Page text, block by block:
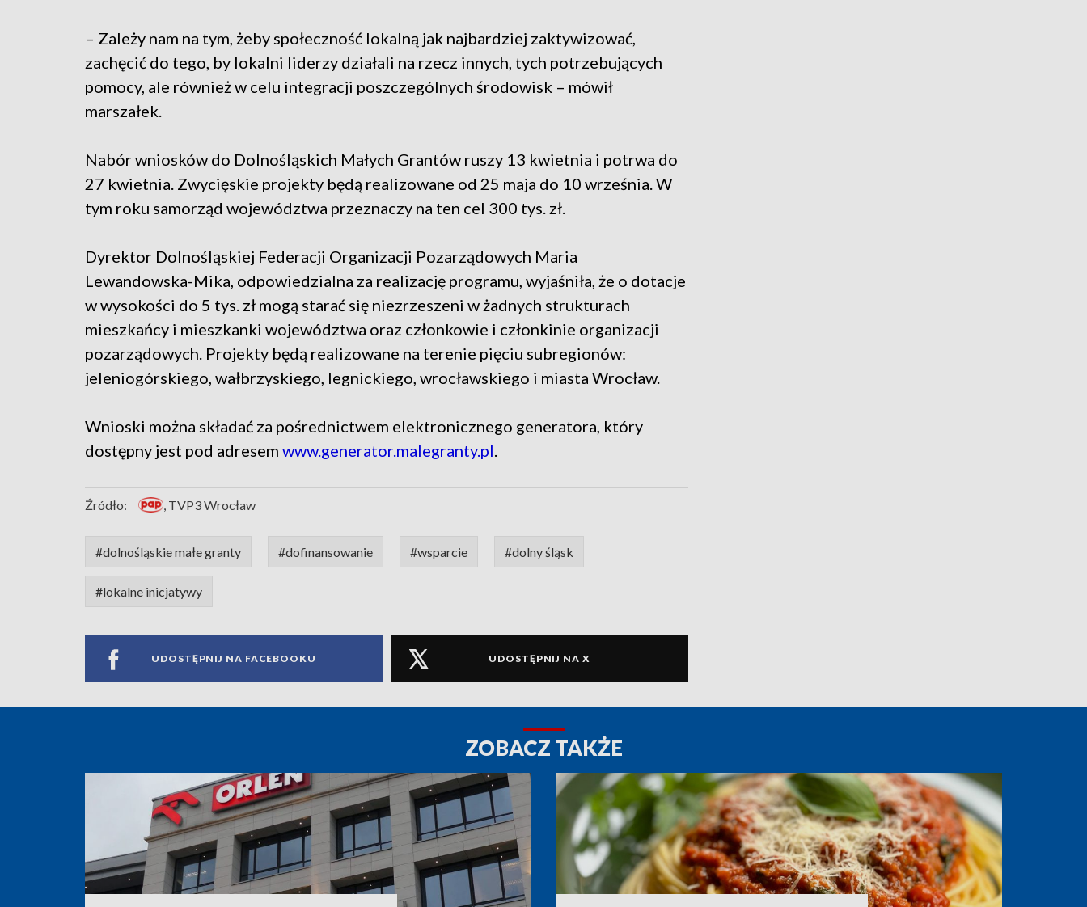
– Zależy nam na tym, żeby społeczność lokalną jak najbardziej zaktywizować,
zachęcić do tego, by lokalni liderzy działali na rzecz innych, tych potrzebujących
pomocy, ale również w celu integracji poszczególnych środowisk – mówił
marszałek.
Nabór wniosków do Dolnośląskich Małych Grantów ruszy 13 kwietnia i potrwa do
27 kwietnia. Zwycięskie projekty będą realizowane od 25 maja do 10 września. W
tym roku samorząd województwa przeznaczy na ten cel 300 tys. zł.
Dyrektor Dolnośląskiej Federacji Organizacji Pozarządowych Maria
Lewandowska-Mika, odpowiedzialna za realizację programu, wyjaśniła, że o dotacje
w wysokości do 5 tys. zł mogą starać się niezrzeszeni w żadnych strukturach
mieszkańcy i mieszkanki województwa oraz członkowie i członkinie organizacji
pozarządowych. Projekty będą realizowane na terenie pięciu subregionów:
jeleniogórskiego, wałbrzyskiego, legnickiego, wrocławskiego i miasta Wrocław.
Wnioski można składać za pośrednictwem elektronicznego generatora, który
dostępny jest pod adresem www.generator.malegranty.pl
Źródło: , TVP3 Wrocław
#dolnośląskie małe granty #dofinansowanie #wsparcie #dolny śląsk
#lokalne inicjatywy
UDOSTĘPNIJ NA FACEBOOKU UDOSTĘPNIJ NA X
ZOBACZ TAKŻE